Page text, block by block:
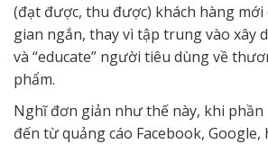
(đạt được, thu được) khách hàng
gian ngắn, thay vì tập trung vào xây
và “educate” người tiêu dùng về
phẩm.
Nghĩ đơn giản như thế này, khi
đến từ quảng cáo Facebook,